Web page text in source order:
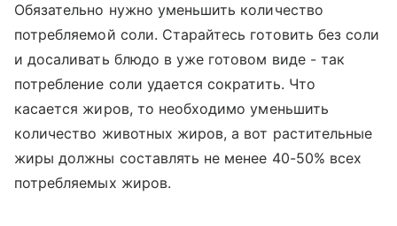
Обязательно нужно уменьшить количество
потребляемой соли. Старайтесь готовить без соли
и досаливать блюдо в уже готовом виде - так
потребление соли удается сократить. Что
касается жиров, то необходимо уменьшить
количество животных жиров, а вот растительные
жиры должны составлять не менее 40-50% всех
потребляемых жиров.